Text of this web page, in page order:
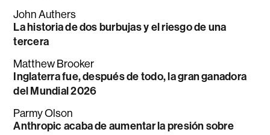
John Authers
La historia de dos burbujas y el riesgo de una
tercera
Matthew Brooker
Inglaterra fue, después de todo, la gran ganadora
del Mundial 2026
Parmy Olson
Anthropic acaba de aumentar la presión sobre